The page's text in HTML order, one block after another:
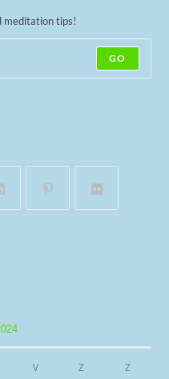
meditation tips!
GO
V Z Z